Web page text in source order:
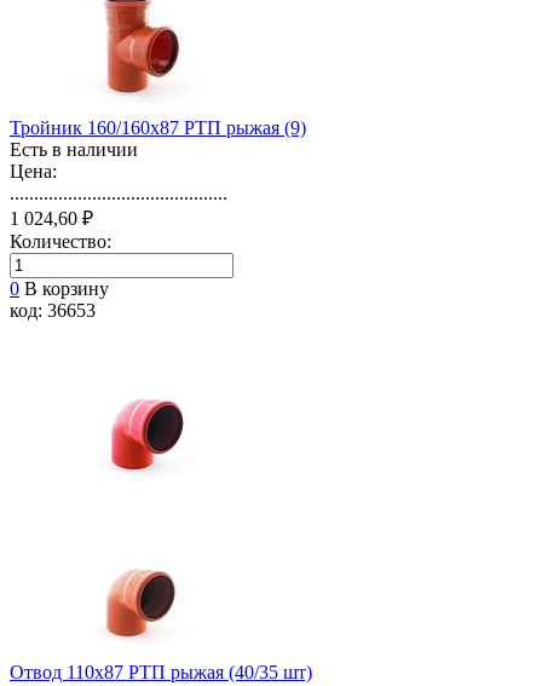
Тройник 160/160х87 РТП рыжая (9)
Есть в наличии
Цена:
.............................................
1 024,60 ₽
Количество:
0 В корзину
код: 36653
Отвод 110х87 РТП рыжая (40/35 шт)